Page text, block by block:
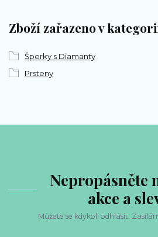
Zboží zařazeno v
Šperky s Diamanty
Prsteny
Nepropásněte
akce a
Můžete se kdykoli odhlásit.